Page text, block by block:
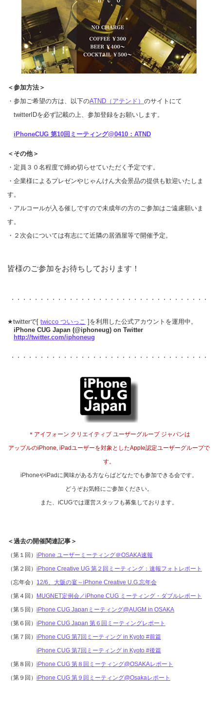
＜参加方法＞
・参加ご希望の方は、以下のATND（アテンド） のサイトにて
twitterIDを必ず記載の上、参加登録をお願いします。
iPhoneCUG 第10回ミーティング@0410：ATND
＜その他＞
・定員３０名程度で締め切らせていただく予定です。
・企業様によるプレゼンやじゃんけん大会景品の提供も歓迎いたしま
す。
・アルコールが入る催しですので未成年の方のご参加はご遠慮願いま
す。
・２次会については有志にて近隣の居酒屋等で開催予定。
皆様のご参加をお待ちしております！
・・・・・・・・・・・・・・・・・・・・・・・・・・・・・・・・・・
★twitterで[ twicco ついっこ ]を利用した公式アカウントを運用中。
iPhone CUG Japan (@iphoneug) on Twitter
http://twitter.com/iphoneug
・・・・・・・・・・・・・・・・・・・・・・・・・・・・・・・・・・
＊アイフォーン クリエイティブ ユーザーグループ ジャパンは
アップルのiPhone, iPadユーザーを対象としたApple認定ユーザーグループで
す。
iPhoneやiPadに興味がある方ならばどなたでも参加できる会です。
どうぞお気軽にご参加ください。
また、iCUGでは運営スタッフも募集しております。
＜過去の開催関連記事＞
（第１回） iPhone ユーザーミーティング＠OSAKA速報
（第２回） iPhone Creative UG 第２回ミーティング：速報フォトレポート
（忘年会） 12/6、大阪の宴～iPhone Creative U.G.忘年会
（第４回） MUGNET定例会／iPhone CUG ミーティング・ダブルレポート
（第５回） iPhone CUG Japanミーティング@AUGM in OSAKA
（第６回） iPhone CUG Japan 第６回ミーティングレポート
（第７回） iPhone CUG 第7回ミーティング in Kyoto #前篇
iPhone CUG 第7回ミーティング in Kyoto #後篇
（第８回） iPhone CUG 第８回ミーティング@OSAKAレポート
（第９回） iPhone CUG 第９回ミーティング@Osakaレポート